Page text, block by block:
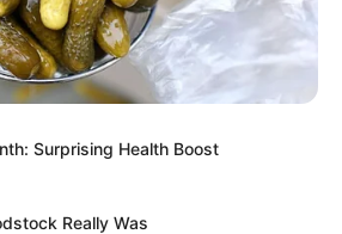
Surprising Health Boost
Really Was